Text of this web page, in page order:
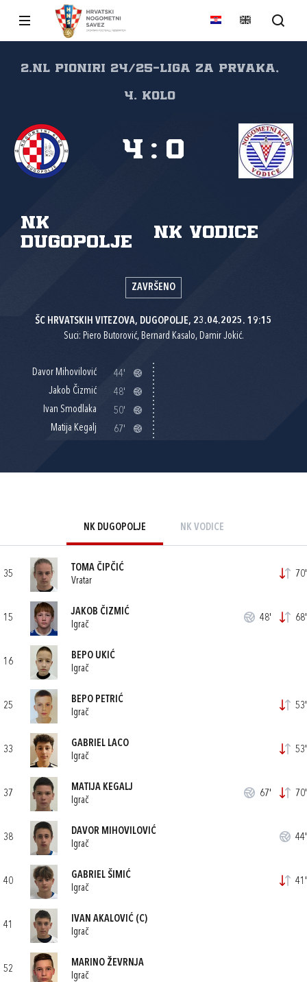
2.nl Pioniri 24/25-Liga za prvaka,
4. kolo
NK
Dugopolje
NK Vodice
4 : 0
ZAVRŠENO
ŠC HRVATSKIH VITEZOVA, DUGOPOLJE, 23.04.2025. 19:15
Suci: Piero Butorović, Bernard Kasalo, Damir Jokić.
Davor Mihovilović
44'
Jakob Čizmić
48'
Ivan Smodlaka
50'
Matija Kegalj
67'
NK DUGOPOLJE NK VODICE
35
TOMA ČIPČIĆ
Vratar
70'
15
JAKOB ČIZMIĆ
Igrač
48' 68'
16
BEPO UKIĆ
Igrač
25
BEPO PETRIĆ
Igrač
53'
33
GABRIEL LACO
Igrač
53'
37
MATIJA KEGALJ
Igrač
67' 70'
38
DAVOR MIHOVILOVIĆ
Igrač
44'
40
GABRIEL ŠIMIĆ
Igrač
41'
41
IVAN AKALOVIĆ (C)
Igrač
52
MARINO ŽEVRNJA
Igrač